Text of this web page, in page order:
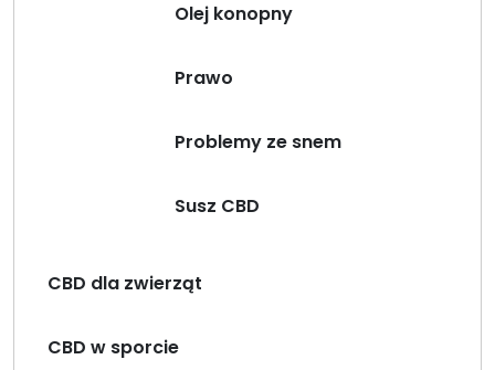
Olej konopny
Prawo
Problemy ze snem
Susz CBD
CBD dla zwierząt
CBD w sporcie